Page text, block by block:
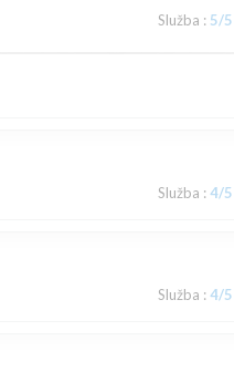
Služba : 5/5
Služba : 4/5
Služba : 4/5